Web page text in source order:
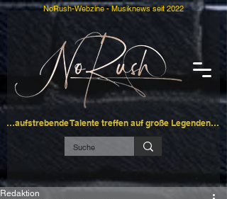
…aufstrebende Talente treffen auf große Legenden…
NoRush-Webzine - Musiknews seit 2022
Redaktion